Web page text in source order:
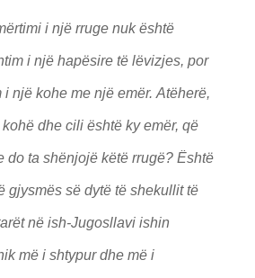
i një rruge nuk është
i një hapësire të lëvizjes, por
një kohe me një emër. Atëherë,
dhe cili është ky emër, që
do ta shënjojë këtë rrugë? Është
gjysmës së dytë të shekullit të
në ish-Jugosllavi ishin
më i shtypur dhe më i